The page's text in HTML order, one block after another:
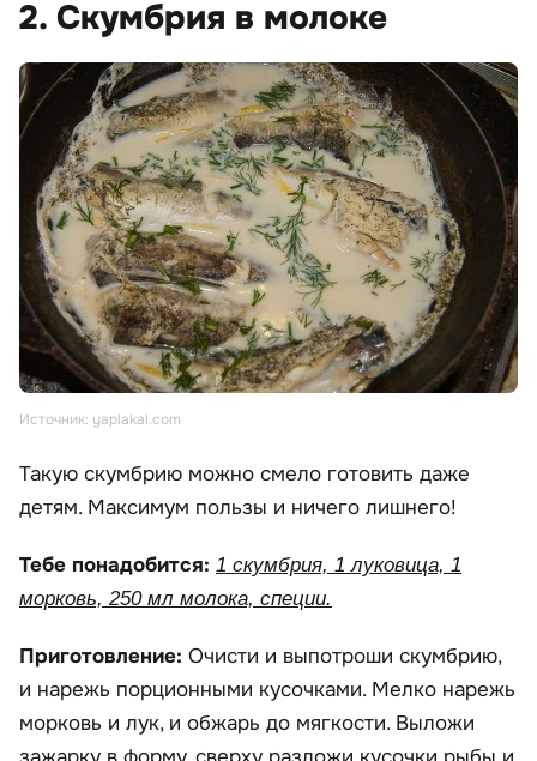
2. Скумбрия в молоке
Источник: yaplakal.com
Такую скумбрию можно смело готовить даже
детям. Максимум пользы и ничего лишнего!
Тебе понадобится: 1 скумбрия, 1 луковица, 1
морковь, 250 мл молока, специи.
Приготовление: Очисти и выпотроши скумбрию,
и нарежь порционными кусочками. Мелко нарежь
морковь и лук, и обжарь до мягкости. Выложи